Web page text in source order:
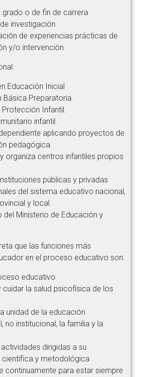
grado o de fin de carrera
investigación
de experiencias prácticas de
y/o intervención
Educación Inicial
Básica Preparatoria.
Infantil.
infantil.
aplicando proyectos de
pedagógica.
organiza centros infantiles propios
públicas y privadas
del sistema educativo nacional,
y local.
del Ministerio de Educación y
que las funciones más
en el proceso educativo son:
educativo
cuidar la salud psicofísica de los
unidad de la educación
no institucional, la familia y la
dirigidas a su
científica y metodológica
continuamente para estar siempre